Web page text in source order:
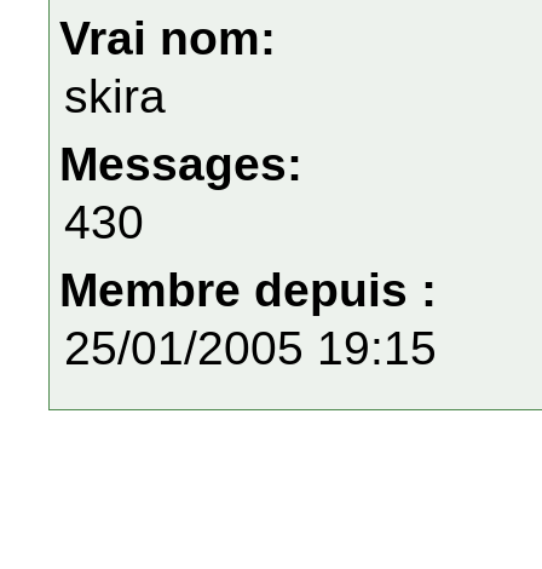
Vrai nom:
skira
Messages:
430
Membre depuis :
25/01/2005 19:15